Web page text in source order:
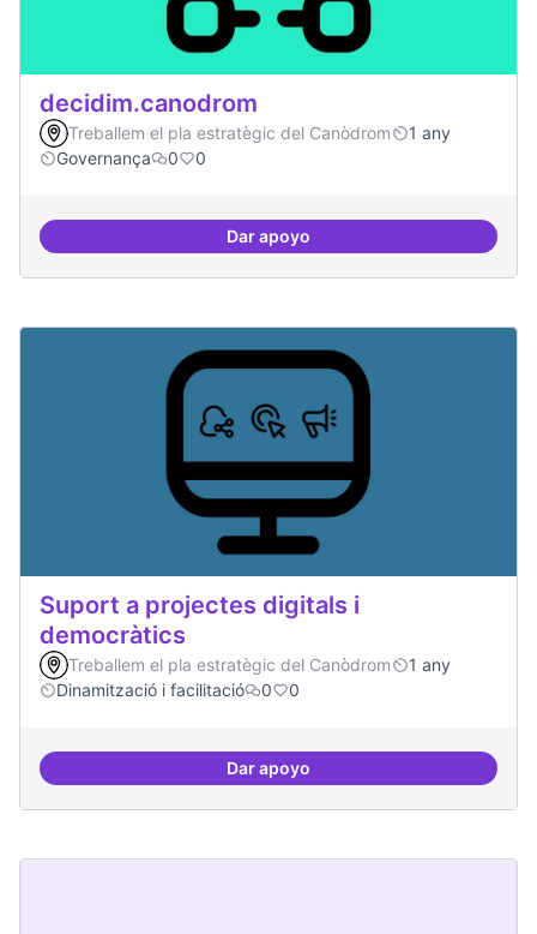
decidim.canodrom
Treballem el pla estratègic del Canòdrom
1 any
Governança
0 0
Dar apoyodecidim.canodrom
Suport a projectes digitals i
democràtics
Treballem el pla estratègic del Canòdrom
1 any
Dinamització i facilitació
0 0
Dar apoyoSuport a projectes digitals i